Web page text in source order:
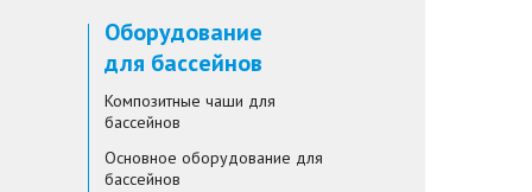
Оборудование
для бассейнов
Композитные чаши для
бассейнов
Основное оборудование для
бассейнов